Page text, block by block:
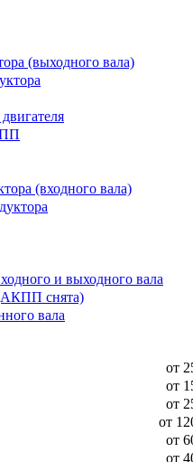
(выходного вала)
(входного вала)
и выходного вала
снята)
вала
от
от
от
от
от
от